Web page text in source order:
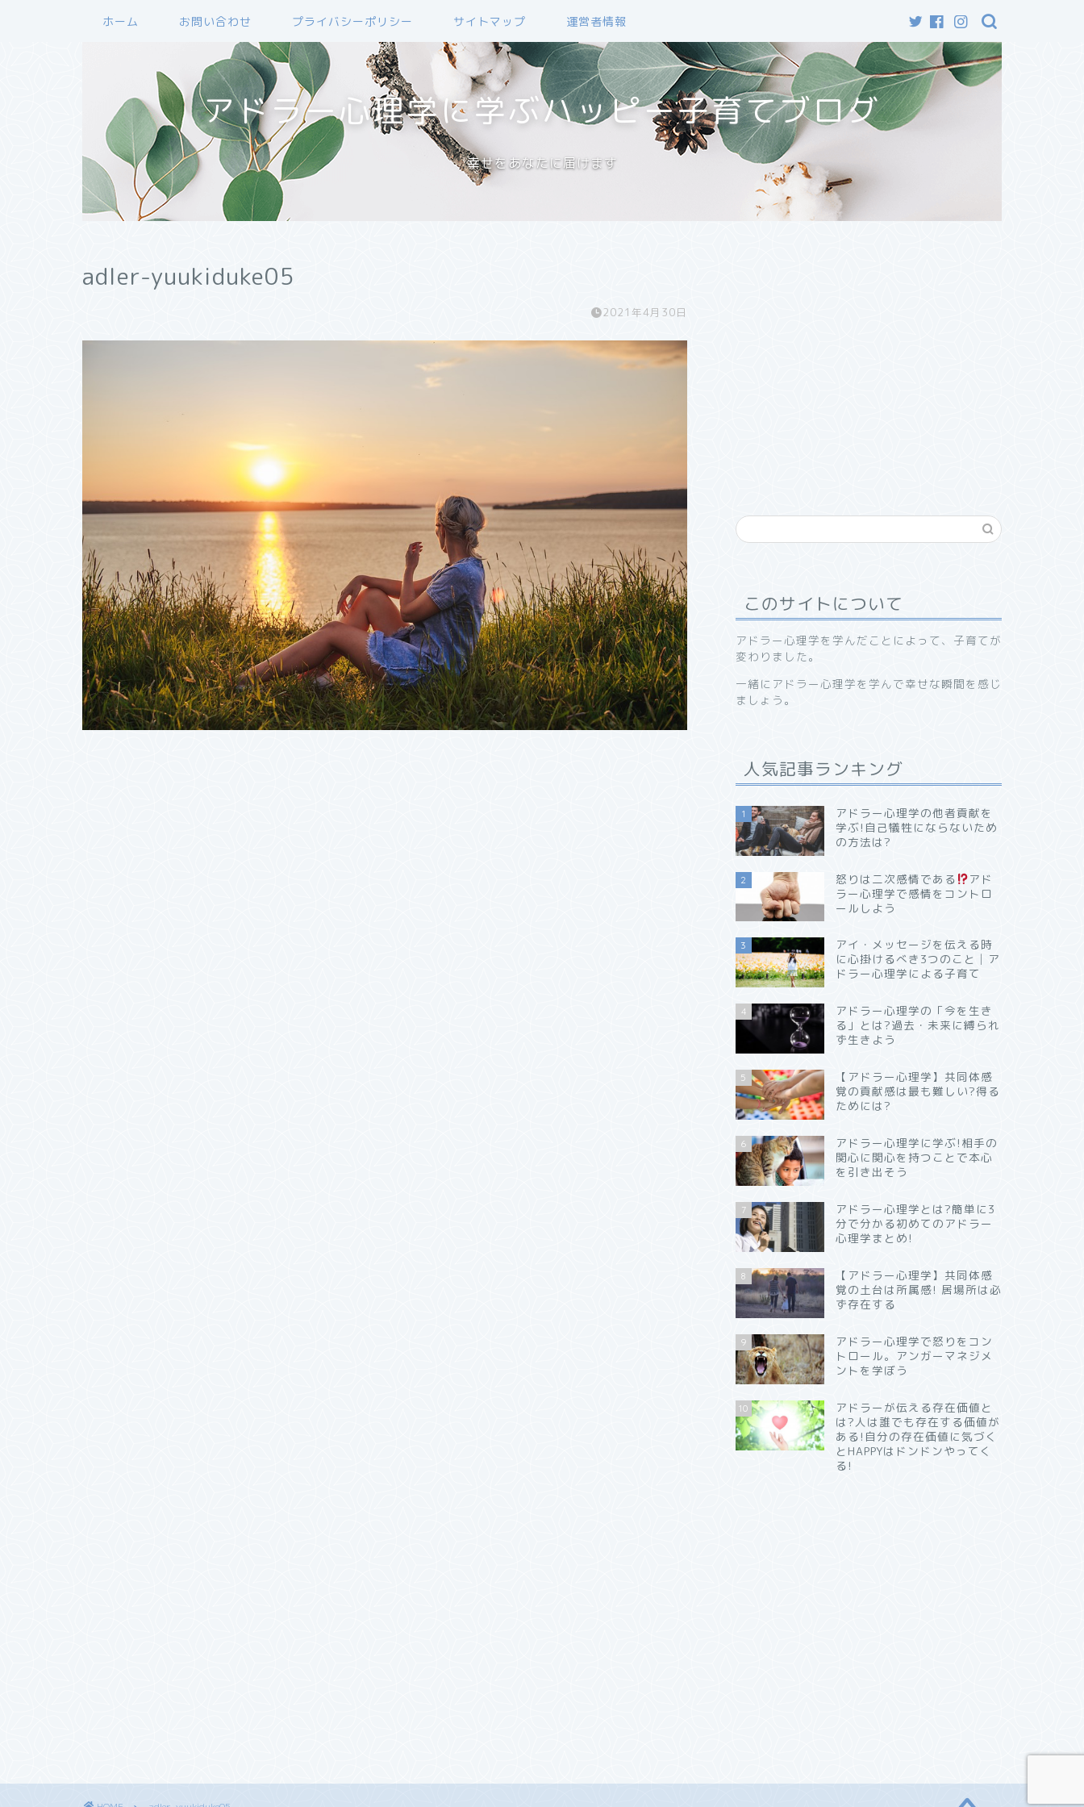
ホーム お問い合わせ プライバシーポリシー サイトマップ 運営者情報
アドラー心理学に学ぶハッピー子育てブログ
幸せをあなたに届けます
adler-yuukiduke05
2021年4月30日
このサイトについて
アドラー心理学を学んだことによって、子育てが
変わりました。
一緒にアドラー心理学を学んで幸せな瞬間を感じ
ましょう。
人気記事ランキング
1
アドラー心理学の他者貢献を
学ぶ!自己犠牲にならないため
の方法は?
2 怒りは二次感情である
アド
ラー心理学で感情をコントロ
ールしよう
3
アイ・メッセージを伝える時
に心掛けるべき3つのこと│ア
ドラー心理学による子育て
4
アドラー心理学の「今を生き
る」とは?過去・未来に縛られ
ず生きよう
5
【アドラー心理学】共同体感
覚の貢献感は最も難しい?得る
ためには?
6
アドラー心理学に学ぶ!相手の
関心に関心を持つことで本心
を引き出そう
7
アドラー心理学とは?簡単に3
分で分かる初めてのアドラー
心理学まとめ!
8
【アドラー心理学】共同体感
覚の土台は所属感! 居場所は必
ず存在する
9
アドラー心理学で怒りをコン
トロール。アンガーマネジメ
ントを学ぼう
10
アドラーが伝える存在価値と
は?人は誰でも存在する価値が
ある!自分の存在価値に気づく
とHAPPYはドンドンやってく
る!